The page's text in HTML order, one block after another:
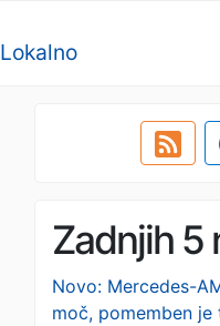
Lokalno
Zadnjih 5
Novo: Mercedes-
moč, pomemben je